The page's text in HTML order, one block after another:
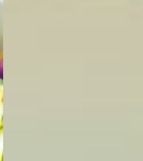
độ thanh mát của món
Nếu bạn là người thích